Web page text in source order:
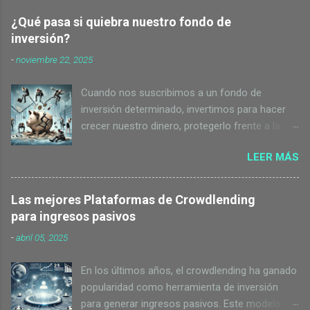
¿Qué pasa si quiebra nuestro fondo de
inversión?
-noviembre 22, 2025
Cuando nos suscribimos a un fondo de
inversión determinado, invertimos para hacer
crecer nuestro dinero, protegerlo frente a la
financieros. Pero, ¿qué pasa si el fondo de
inversión en el que hemos confiado nuestra
cartera se declara en quiebra? ¿Perdemos todo
el capital? ¿Quién responde? Este escenario,
aunque poco frecuente, es una preocupación
desentrañar qué ocurre realmente cuando un
fondo de inversión quiebra en España, qué
LEER MÁS
Las mejores Plataformas de Crowdlending
para ingresos pasivos
-abril 05, 2025
En los últimos años, el crowdlending ha ganado
popularidad como herramienta de inversión
para generar ingresos pasivos. Este modelo